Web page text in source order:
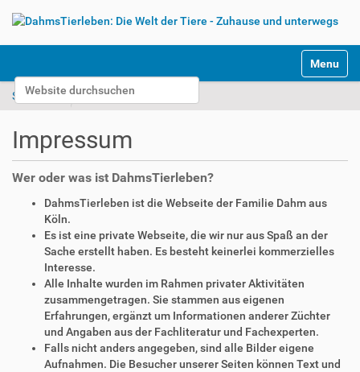
Website durchsuchen
Erweiterte Suche…
k
Toggle
Startseite Impressum
Impressum
Wer oder was ist DahmsTierleben?
DahmsTierleben ist die Webseite der Familie Dahm aus
Köln.
Es ist eine private Webseite, die wir nur aus Spaß an der
Sache erstellt haben. Es besteht keinerlei kommerzielles
Interesse.
Alle Inhalte wurden im Rahmen privater Aktivitäten
zusammengetragen. Sie stammen aus eigenen
Erfahrungen, ergänzt um Informationen anderer Züchter
und Angaben aus der Fachliteratur und Fachexperten.
Falls nicht anders angegeben, sind alle Bilder eigene
Aufnahmen. Die Besucher unserer Seiten können Text und